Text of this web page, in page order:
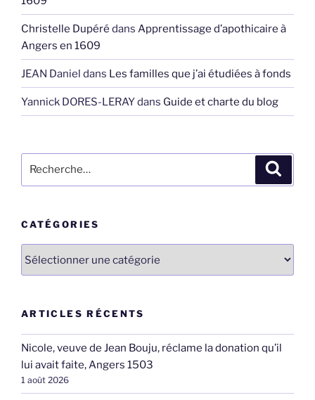
Christelle Dupéré dans Apprentissage d’apothicaire à
Angers en 1609
JEAN Daniel dans Les familles que j’ai étudiées à fonds
Yannick DORES-LERAYdans Guide et charte du blog
pour
CATÉGORIES
ARTICLES RÉCENTS
Nicole, veuve de Jean Bouju, réclame la donation qu’il
lui avait faite, Angers 1503
1 août 2026